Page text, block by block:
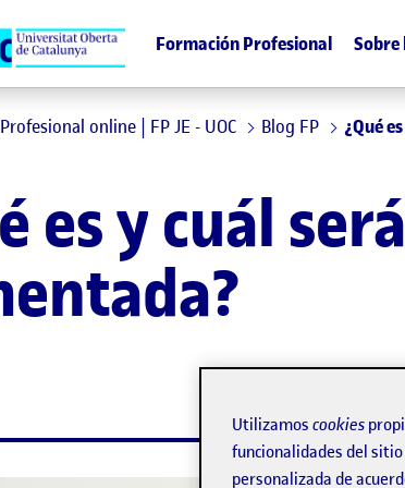
Formación Profesional Sobre
online | FP JE - UOC Blog FP ¿Qué
es y cuál
Utilizamos cookies
funcionalidades del
personalizada de